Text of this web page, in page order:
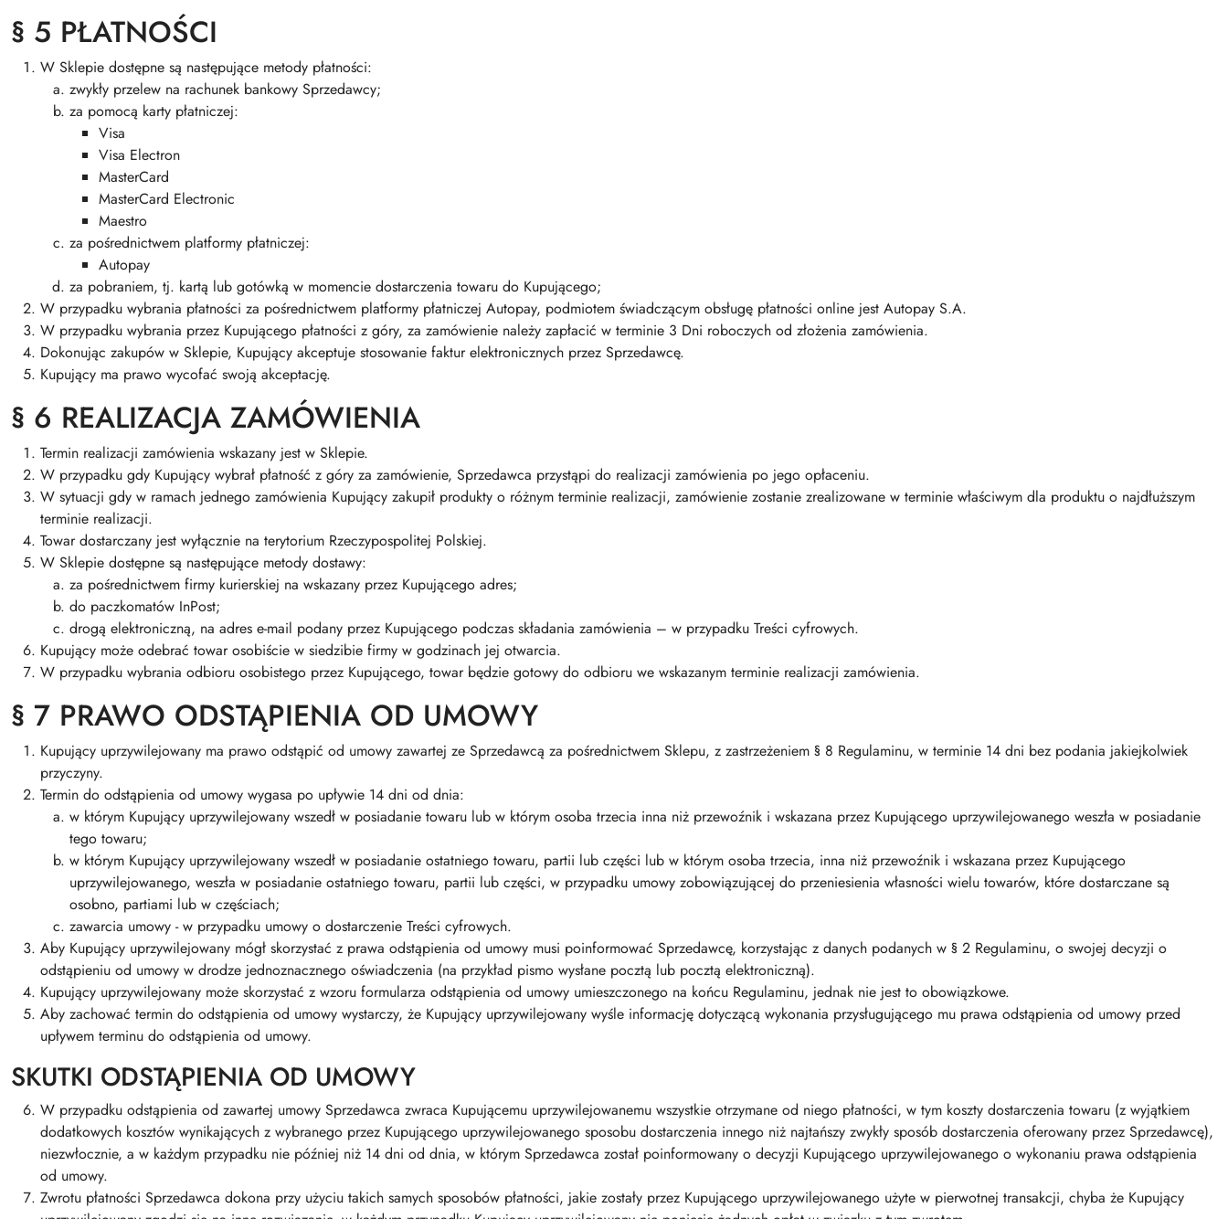
§ 5 PŁATNOŚCI
W Sklepie dostępne są następujące metody płatności:
zwykły przelew na rachunek bankowy Sprzedawcy;
za pomocą karty płatniczej:
Visa
Visa Electron
MasterCard
MasterCard Electronic
Maestro
za pośrednictwem platformy płatniczej:
Autopay
za pobraniem, tj. kartą lub gotówką w momencie dostarczenia towaru do Kupującego;
W przypadku wybrania płatności za pośrednictwem platformy płatniczej Autopay, podmiotem świadczącym obsługę płatności online jest Autopay S.A.
W przypadku wybrania przez Kupującego płatności z góry, za zamówienie należy zapłacić w terminie 3 Dni roboczych od złożenia zamówienia.
Dokonując zakupów w Sklepie, Kupujący akceptuje stosowanie faktur elektronicznych przez Sprzedawcę.
Kupujący ma prawo wycofać swoją akceptację.
§ 6 REALIZACJA ZAMÓWIENIA
Termin realizacji zamówienia wskazany jest w Sklepie.
W przypadku gdy Kupujący wybrał płatność z góry za zamówienie, Sprzedawca przystąpi do realizacji zamówienia po jego opłaceniu.
W sytuacji gdy w ramach jednego zamówienia Kupujący zakupił produkty o różnym terminie realizacji, zamówienie zostanie zrealizowane w terminie właściwym dla produktu o najdłuższym
terminie realizacji.
Towar dostarczany jest wyłącznie na terytorium Rzeczypospolitej Polskiej.
W Sklepie dostępne są następujące metody dostawy:
za pośrednictwem firmy kurierskiej na wskazany przez Kupującego adres;
do paczkomatów InPost;
drogą elektroniczną, na adres e-mail podany przez Kupującego podczas składania zamówienia – w przypadku Treści cyfrowych.
Kupujący może odebrać towar osobiście w siedzibie firmy w godzinach jej otwarcia.
W przypadku wybrania odbioru osobistego przez Kupującego, towar będzie gotowy do odbioru we wskazanym terminie realizacji zamówienia.
§ 7 PRAWO ODSTĄPIENIA OD UMOWY
Kupujący uprzywilejowany ma prawo odstąpić od umowy zawartej ze Sprzedawcą za pośrednictwem Sklepu, z zastrzeżeniem § 8 Regulaminu, w terminie 14 dni bez podania jakiejkolwiek
przyczyny.
Termin do odstąpienia od umowy wygasa po upływie 14 dni od dnia:
w którym Kupujący uprzywilejowany wszedł w posiadanie towaru lub w którym osoba trzecia inna niż przewoźnik i wskazana przez Kupującego uprzywilejowanego weszła w posiadanie
tego towaru;
w którym Kupujący uprzywilejowany wszedł w posiadanie ostatniego towaru, partii lub części lub w którym osoba trzecia, inna niż przewoźnik i wskazana przez Kupującego
uprzywilejowanego, weszła w posiadanie ostatniego towaru, partii lub części, w przypadku umowy zobowiązującej do przeniesienia własności wielu towarów, które dostarczane są
osobno, partiami lub w częściach;
zawarcia umowy - w przypadku umowy o dostarczenie Treści cyfrowych.
Aby Kupujący uprzywilejowany mógł skorzystać z prawa odstąpienia od umowy musi poinformować Sprzedawcę, korzystając z danych podanych w § 2 Regulaminu, o swojej decyzji o
odstąpieniu od umowy w drodze jednoznacznego oświadczenia (na przykład pismo wysłane pocztą lub pocztą elektroniczną).
Kupujący uprzywilejowany może skorzystać z wzoru formularza odstąpienia od umowy umieszczonego na końcu Regulaminu, jednak nie jest to obowiązkowe.
Aby zachować termin do odstąpienia od umowy wystarczy, że Kupujący uprzywilejowany wyśle informację dotyczącą wykonania przysługującego mu prawa odstąpienia od umowy przed
upływem terminu do odstąpienia od umowy.
SKUTKI ODSTĄPIENIA OD UMOWY
W przypadku odstąpienia od zawartej umowy Sprzedawca zwraca Kupującemu uprzywilejowanemu wszystkie otrzymane od niego płatności, w tym koszty dostarczenia towaru (z wyjątkiem
dodatkowych kosztów wynikających z wybranego przez Kupującego uprzywilejowanego sposobu dostarczenia innego niż najtańszy zwykły sposób dostarczenia oferowany przez Sprzedawcę),
niezwłocznie, a w każdym przypadku nie później niż 14 dni od dnia, w którym Sprzedawca został poinformowany o decyzji Kupującego uprzywilejowanego o wykonaniu prawa odstąpienia
od umowy.
Zwrotu płatności Sprzedawca dokona przy użyciu takich samych sposobów płatności, jakie zostały przez Kupującego uprzywilejowanego użyte w pierwotnej transakcji, chyba że Kupujący